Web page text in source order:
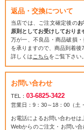
返品・交換について
当店では、ご注文確定後のお
原則としてお受けしておりま
万が一、不良品・商品破損
を承りますので、商品到着後
詳しくは こちらをご覧下さい。
お問い合わせ
TEL： 03-6825-3422
営業日：9：30～18：00（土
お電話によるお問い合わせは
Webからのご注文・お問い